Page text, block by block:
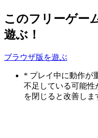
このフリーゲー
遊ぶ！
ブラウザ版を遊ぶ
* プレイ中に動作が
不足している可能性
を閉じると改善しま